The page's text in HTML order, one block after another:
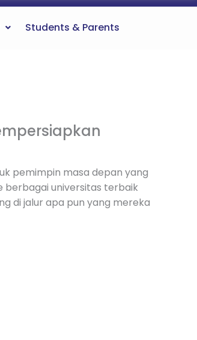
Students & Parents
pemimpin masa depan yang
berbagai universitas terbaik
di jalur apa pun yang mereka